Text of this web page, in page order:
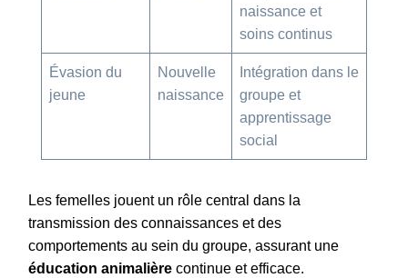
naissance et
soins continus
Évasion du
jeune
Nouvelle
naissance
Intégration dans le
groupe et
apprentissage
social
Les femelles jouent un rôle central dans la
transmission des connaissances et des
comportements au sein du groupe, assurant une
éducation animalière continue et efficace.